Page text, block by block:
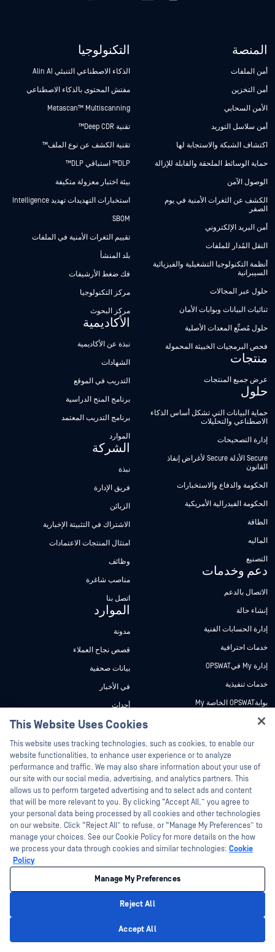
المنصة
أمن الملفات
أمن التخزين
الأمن السحابي
أمن سلاسل التوريد
اكتشاف الشبكة والاستجابة لها
حماية الوسائط الملحقة والقابلة للإزالة
الوصول الآمن
الكشف عن الثغرات الأمنية في يوم
الصفر
أمن البريد الإلكتروني
النقل المُدار للملفات
أنظمة التكنولوجيا التشغيلية والفيزيائية
السيبرانية
حلول عبر المجالات
ثنائيات البيانات وبوابات الأمان
حلول مُصنِّع المعدات الأصلية
فحص البرمجيات الخبيثة المحمولة
منتجات
عرض جميع المنتجات
حلول
حماية البيانات التي تشكل أساس الذكاء
الاصطناعي والتحليلات
إدارة التصحيحات
Secure الأدلة Secure لأغراض إنفاذ
القانون
الحكومة والدفاع والاستخبارات
الحكومة الفيدرالية الأمريكية
الطاقة
الماليه
التصنيع
دعم وخدمات
الاتصال بالدعم
إنشاء حالة
إدارة الحسابات الفنية
خدمات احترافية
إدارة My فيOPSWAT
خدمات تنفيذية
بوابةOPSWAT الخاصة My
وثائق تقنية
دورات تدريبية
برنامج الثغرات الأمنية
الشركاء
شهادات
شركاء التكنولوجيا
برنامج شركاء القنوات
التكنولوجيا
الذكاء الاصطناعي التنبئي Alin AI
مفتش المحتوى بالذكاء الاصطناعي
Metascan™ Multiscanning
تقنية Deep CDR™
تقنية الكشف عن نوع الملف™
DLP™ استباقي DLP™
بيئة اختبار معزولة متكيفة
استخبارات التهديدات تهديد Intelligence
SBOM
تقييم الثغرات الأمنية في الملفات
بلد المنشأ
فك ضغط الأرشيفات
مركز التكنولوجيا
مركز البحوث
الأكاديمية
نبذة عن الأكاديمية
الشهادات
التدريب في الموقع
برنامج المنح الدراسية
برنامج التدريب المعتمد
الموارد
الشركة
نبذة
فريق الإدارة
الزبائن
الاشتراك في التثبيتة الإخبارية
امتثال المنتجات الاعتمادات
وظائف
مناصب شاغرة
اتصل بنا
الموارد
مدونة
قصص نجاح العملاء
بيانات صحفية
في الأخبار
أحداث
ندوات عبر الإنترنت
أوراق البيانات
مستندات تقنية
أدوات مجانية
©2026 OPSWAT . جميع الحقوق محفوظة. OPSWAT و MetaDefender و Metascan و
MetaAccess OPSWAT و Trust no File. Trust No Device. و OPSWAT و Protecting the
OPSWAT العلامات التجارية الخاصة بالجهات الخارجية هي ملك لأصحابها المعنيين.
إدارة تفضيلات ملفات تعريف الارتباط
This Website Uses Cookies
This website uses tracking technologies, such as cookies, to enable our
website functionalities, to enhance user experience or to analyze
performance and traffic. We may also share information about your use of
our site with our social media, advertising, and analytics partners. This
allows us to perform targeted advertising and to select ads and content
that will be more relevant to you. By clicking “Accept All,” you agree to
your personal data being processed by all cookies and other technologies
on our website. Click “Reject All” to refuse, or “Manage My Preferences” to
manage your choices. See our Cookie Policy for more details on the how
we process your data through cookies and similar technologies: Cookie
Policy
Manage My Preferences
Reject All
Accept All
Hey there!
I'm Ozzy, your OPSWAT virtual assistant.
How can I help you secure what's critical
today?